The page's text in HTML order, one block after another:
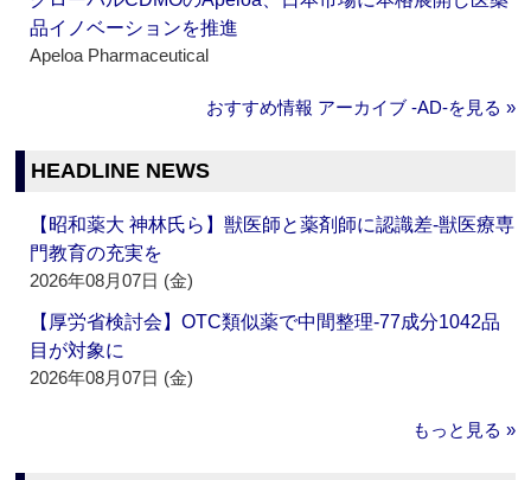
品イノベーションを推進
Apeloa Pharmaceutical
おすすめ情報 アーカイブ ‐AD‐を見る »
HEADLINE NEWS
【昭和薬大 神林氏ら】獣医師と薬剤師に認識差‐獣医療専
門教育の充実を
2026年08月07日 (金)
【厚労省検討会】OTC類似薬で中間整理‐77成分1042品
目が対象に
2026年08月07日 (金)
もっと見る »